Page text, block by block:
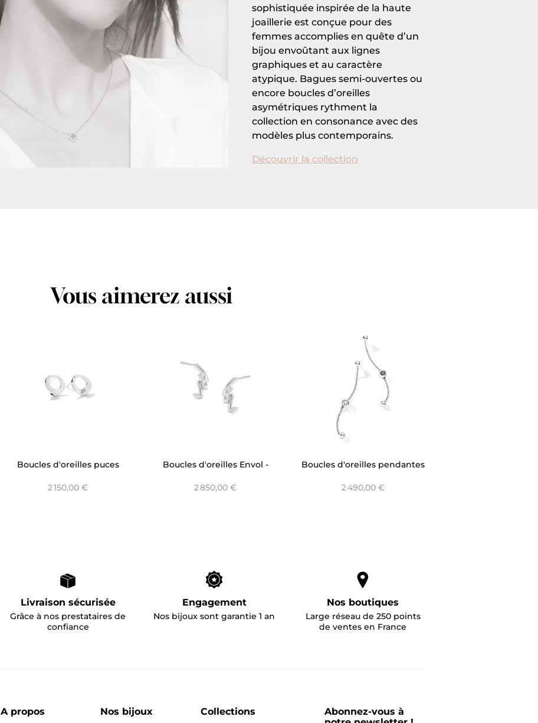
sophistiquée inspirée de la haute
joaillerie est conçue pour des
femmes accomplies en quête d’un
bijou envoûtant aux lignes
graphiques et au caractère
atypique. Bagues semi-ouvertes ou
encore boucles d’oreilles
asymétriques rythment la
collection en consonance avec des
modèles plus contemporains.
Découvrir la collection
Vous aimerez aussi
Boucles d'oreilles puces
2 150,00 €
Boucles d'oreilles Envol -
2 850,00 €
Boucles d'oreilles pendantes
2 490,00 €
Livraison sécurisée
Grâce à nos prestataires de
confiance
Engagement
Nos bijoux sont garantie 1 an
Nos boutiques
Large réseau de 250 points
de ventes en France
A propos Nos bijoux Collections
Abonnez-vous à